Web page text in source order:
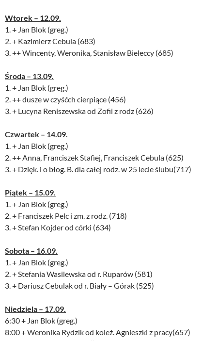
Wtorek – 12.09.
1. + Jan Blok (greg.)
2. + Kazimierz Cebula (683)
3. ++ Wincenty, Weronika, Stanisław Bieleccy (685)
Środa – 13.09.
1. + Jan Blok (greg.)
2. ++ dusze w czyśćch cierpiące (456)
3. + Lucyna Reniszewska od Zofii z rodz (626)
Czwartek – 14.09.
1. + Jan Blok (greg.)
2. ++ Anna, Franciszek Stafiej, Franciszek Cebula (625)
3. + Dzięk. i o błog. B. dla całej rodz. w 25 lecie ślubu(717)
Piątek – 15.09.
1. + Jan Blok (greg.)
2. + Franciszek Pelc i zm. z rodz. (718)
3. + Stefan Kojder od córki (634)
Sobota – 16.09.
1. + Jan Blok (greg.)
2. + Stefania Wasilewska od r. Ruparów (581)
3. + Dariusz Cebulak od r. Biały – Górak (525)
Niedziela – 17.09.
6:30 + Jan Blok (greg.)
8:00 + Weronika Rydzik od koleż. Agnieszki z pracy(657)